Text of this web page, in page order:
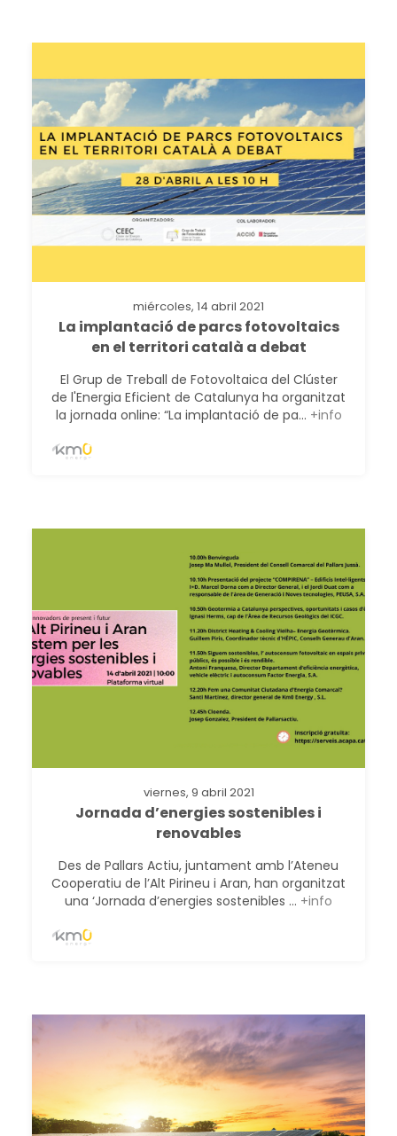
miércoles, 14 abril 2021
La implantació de parcs fotovoltaics
en el territori català a debat
El Grup de Treball de Fotovoltaica del Clúster
de l'Energia Eficient de Catalunya ha organitzat
la jornada online: “La implantació de pa... +info
viernes, 9 abril 2021
Jornada d’energies sostenibles i
renovables
Des de Pallars Actiu, juntament amb l’Ateneu
Cooperatiu de l’Alt Pirineu i Aran, han organitzat
una ‘Jornada d’energies sostenibles ... +info